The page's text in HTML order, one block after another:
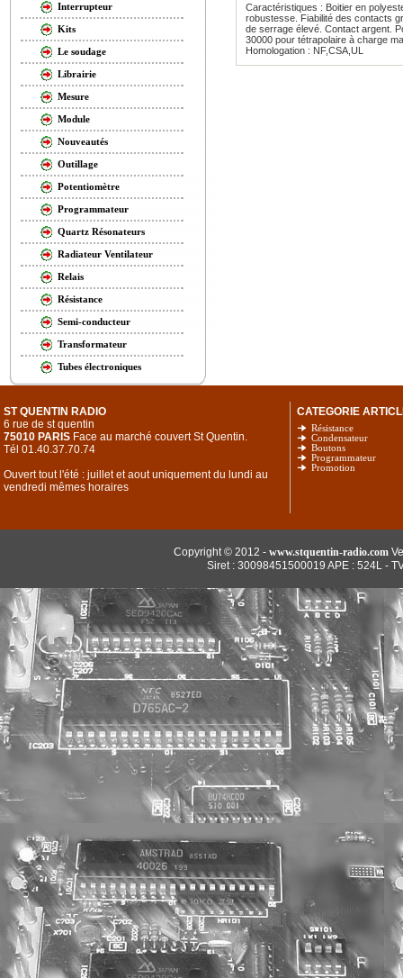
Interrupteur
Kits
Le soudage
Librairie
Mesure
Module
Nouveautés
Outillage
Potentiomètre
Programmateur
Quartz Résonateurs
Radiateur Ventilateur
Relais
Résistance
Semi-conducteur
Transformateur
Tubes électroniques
Caractéristiques : Boitier en
robustesse. Fiabilité des contacts
de serrage élevé. Contact argent.
30000 pour tétrapolaire à charge
Homologation : NF,CSA,UL
ST QUENTIN RADIO
6 rue de st quentin
75010 PARIS Face au marché couvert St Quentin.
Tél 01.40.37.70.74
Ouvert tout l'été : juillet et aout uniquement du lundi au
vendredi mêmes horaires
CATEGORIE
Résistance
Condensateur
Boutons
Programmateur
Promotion
Copyright © 2012 - www.stquentin-radio.com
Siret : 30098451500019 APE : 524L -